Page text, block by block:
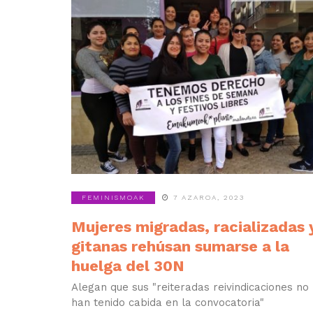
FEMINISMOAK 7 AZAROA, 2023
Mujeres migradas, racializadas
gitanas rehúsan sumarse a la
huelga del 30N
Alegan que sus "reiteradas reivindicaciones no
han tenido cabida en la convocatoria"